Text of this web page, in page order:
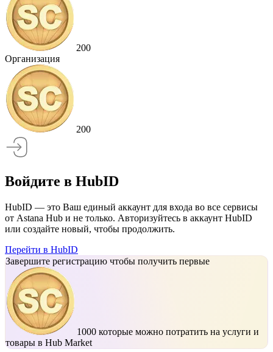
200
Организация
200
Войдите в HubID
HubID — это Ваш единый аккаунт для входа во все сервисы
от Astana Hub и не только. Авторизуйтесь в аккаунт HubID
или создайте новый, чтобы продолжить.
Перейти в HubID
Завершите регистрацию чтобы получить первые
1000 которые можно потратить на услуги и
товары в Hub Market